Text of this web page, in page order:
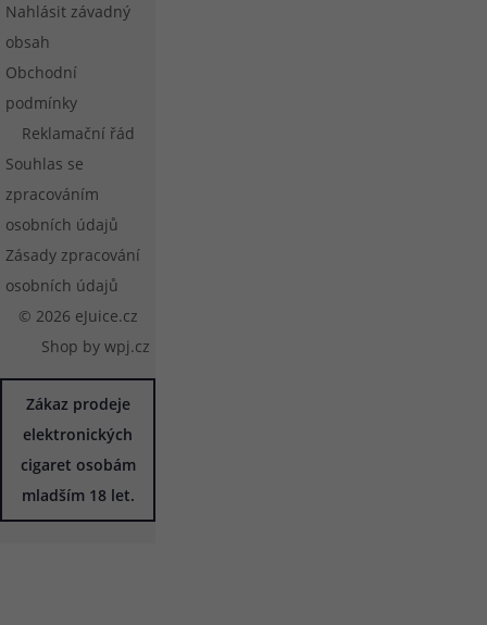
© 2026 eJuice.cz
Nahlásit závadný
obsah
Obchodní
podmínky
Reklamační řád
Souhlas se
zpracováním
osobních údajů
Zásady zpracování
osobních údajů
Shop by wpj.cz
Zákaz prodeje
elektronických
cigaret osobám
mladším 18 let.